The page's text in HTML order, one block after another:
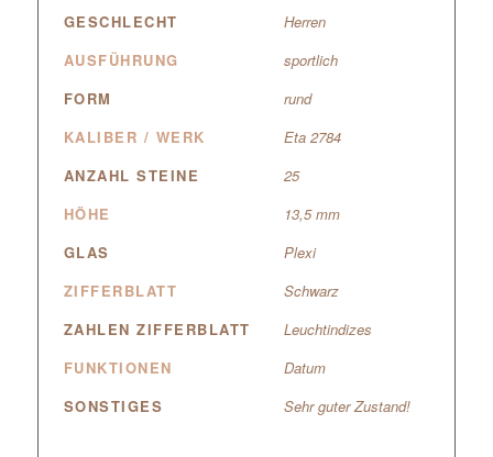
GESCHLECHT
Herren
AUSFÜHRUNG
sportlich
FORM
rund
KALIBER / WERK
Eta 2784
ANZAHL STEINE
25
HÖHE
13,5 mm
GLAS
Plexi
ZIFFERBLATT
Schwarz
ZAHLEN ZIFFERBLATT
Leuchtindizes
FUNKTIONEN
Datum
SONSTIGES
Sehr guter Zustand!